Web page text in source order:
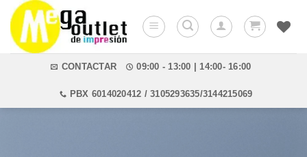
Saltar
contenido
CONTACTAR 09:00 - 13:00 | 14:00- 16:00
PBX 6014020412 / 3105293635/3144215069